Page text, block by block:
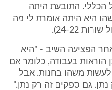
הכללי. התובעת היתה
היא היתה אומרת לי מה
הפציעה השיב - "היא
הוראות בעבודה, כלומר אם
משהו בחנות. אבל
נתן. גם ספקים זה רק נתן."